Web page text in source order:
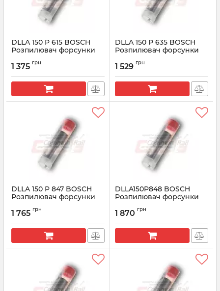
DLLA 150 P 615 BOSCH
Розпилювач форсунки
Артикул:
1 375 грн
DLLA 150 P 635 BOSCH
Розпилювач форсунки
Артикул:
1 529 грн
DLLA 150 P 847 BOSCH
Розпилювач форсунки
Артикул:
1 765 грн
DLLA150P848 BOSCH
Розпилювач форсунки
Артикул:
1 870 грн